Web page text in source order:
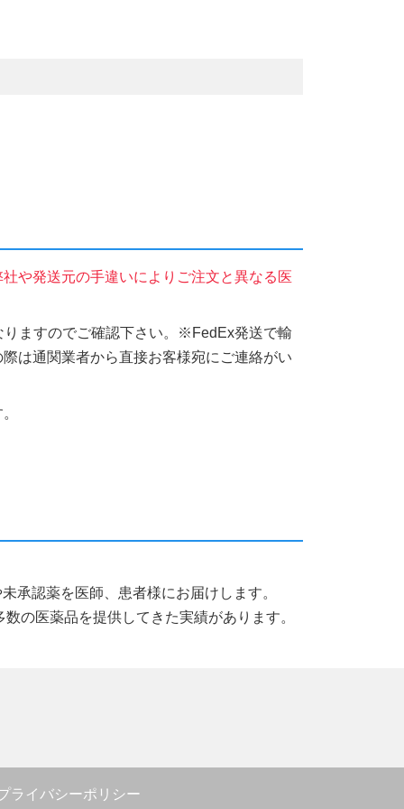
や発送元の手違いによりご注文と異なる医
ますのでご確認下さい。※FedEx発送で輸
は通関業者から直接お客様宛にご連絡がい
承認薬を医師、患者様にお届けします。
の医薬品を提供してきた実績があります。
ライバシーポリシー